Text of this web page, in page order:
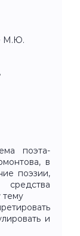
М.Ю.
поэта-
в
поэзии,
тему
и